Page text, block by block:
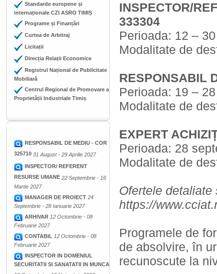
Standarde europene și
internaționale CZI ASRO TIMIȘ
Programe și Finanțări
Curtea de Arbitraj
Licitații
Direcția Relații Economice
Registrul Național de Publicitate
Mobiliară
Centrul Regional de Promovare a
Proprietății Industriale Timiș
RESPONSABIL DE MEDIU - COR
325710 31 August - 29 Aprilie 2027
INSPECTOR/ REFERENT
RESURSE UMANE 22 Septembrie - 16
Martie 2027
MANAGER DE PROIECT 24
Septembrie - 28 Ianuarie 2027
ARHIVAR 12 Octombrie - 08
Februarie 2027
CONTABIL 12 Octombrie - 08
Februarie 2027
INSPECTOR IN DOMENIUL
SECURITATII SI SANATATII IN MUNCA
INSPECTOR/
333304
Perioada: 12 –
Modalitate de
RESPONSABIL
Perioada: 19 –
Modalitate de
EXPERT
Perioada: 28
Modalitate de
Ofertele detaliate
https://
Programele de
de absolvire, în
recunoscute la